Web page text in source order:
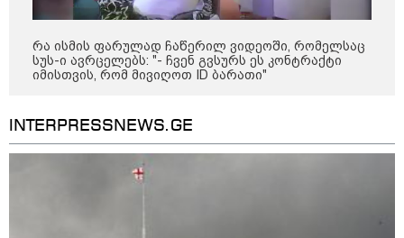
15:17 / 06-08-2026
აზერბაიჯანული მედიის მიერ
გავრცელებულ ინფორმაციას
პასუხობენ
13:39 / 06-08-2026
რა ისმის ფარულად ჩაწერილ ვიდეოში, რომელსაც
სუს-ი ავრცელებს: "- ჩვენ გვსურს ეს კონტრაქტი
იმისთვის, რომ მივიღოთ ID ბარათი"
INTERPRESSNEWS.GE